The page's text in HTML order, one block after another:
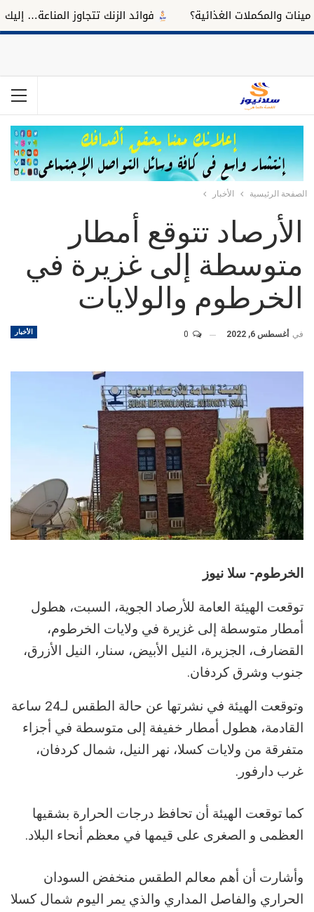
والمكملات الغذائية؟ فوائد الزنك تتجاوز المناعة… إليك
الصفحة الرئيسية الأخبار
الأرصاد تتوقع أمطار
متوسطة إلى غزيرة في
الخرطوم والولايات
الأخبار في أغسطس 6, 2022
الخرطوم- سلا نيوز
توقعت الهيئة العامة للأرصاد الجوية، السبت، هطول
أمطار متوسطة إلى غزيرة في ولايات الخرطوم،
القضارف، الجزيرة، النيل الأبيض، سنار، النيل الأزرق،
جنوب وشرق كردفان.
وتوقعت الهيئة في نشرتها عن حالة الطقس لـ24 ساعة
القادمة، هطول أمطار خفيفة إلى متوسطة في أجزاء
متفرقة من ولايات كسلا، نهر النيل، شمال كردفان،
غرب دارفور.
كما توقعت الهيئة أن تحافظ درجات الحرارة بشقيها
العظمى و الصغرى على قيمها في معظم أنحاء البلاد.
وأشارت أن أهم معالم الطقس منخفض السودان
الحراري والفاصل المداري والذي يمر اليوم شمال كسلا